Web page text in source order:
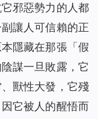
邪惡勢力的人都
讓人可信賴的正
隱藏在那張「假
謀一旦敗露，它
獸性大發，它殘
它被人的醒悟而